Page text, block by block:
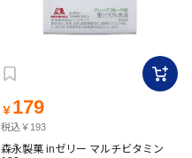
￥ 179
税込￥193
森永製菓 inゼリー マルチビタミン